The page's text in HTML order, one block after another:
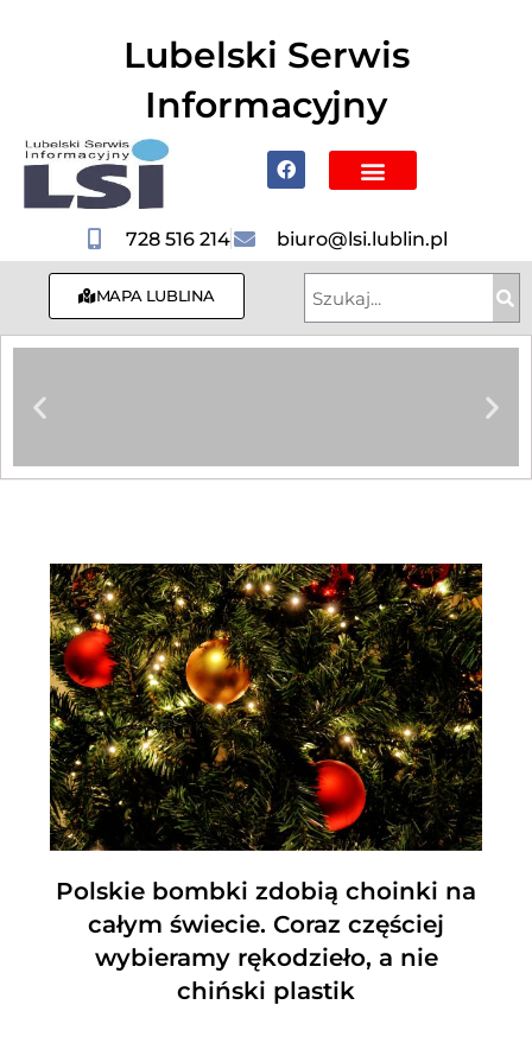
Lubelski Serwis
Informacyjny
728 516 214 biuro@lsi.lublin.pl
MAPA LUBLINA
Polskie bombki zdobią choinki na
całym świecie. Coraz częściej
wybieramy rękodzieło, a nie
chiński plastik